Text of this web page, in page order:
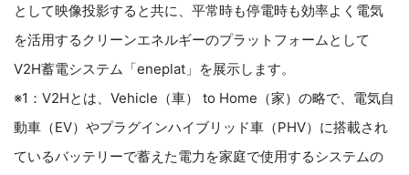
として映像投影すると共に、平常時も停電時も効率よく電気
を活用するクリーンエネルギーのプラットフォームとして
V2H蓄電システム「eneplat」を展示します。
※1：V2Hとは、Vehicle（車） to Home（家）の略で、電気自
動車（EV）やプラグインハイブリッド車（PHV）に搭載され
ているバッテリーで蓄えた電力を家庭で使用するシステムの